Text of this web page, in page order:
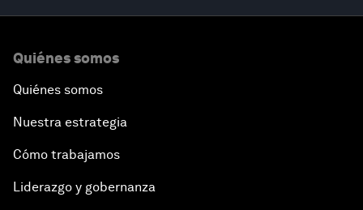
Quiénes somos
Quiénes somos
Nuestra estrategia
Cómo trabajamos
Liderazgo y gobernanza